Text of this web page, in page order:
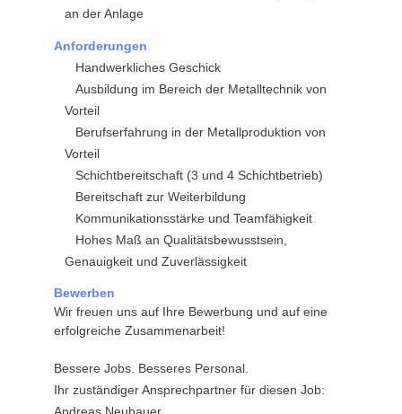
an der Anlage
Anforderungen
Handwerkliches Geschick
Ausbildung im Bereich der Metalltechnik von
Vorteil
Berufserfahrung in der Metallproduktion von
Vorteil
Schichtbereitschaft (3 und 4 Schichtbetrieb)
Bereitschaft zur Weiterbildung
Kommunikationsstärke und Teamfähigkeit
Hohes Maß an Qualitätsbewusstsein,
Genauigkeit und Zuverlässigkeit
Bewerben
Wir freuen uns auf Ihre Bewerbung und auf eine
erfolgreiche Zusammenarbeit!
Bessere Jobs. Besseres Personal.
Ihr zuständiger Ansprechpartner für diesen Job: